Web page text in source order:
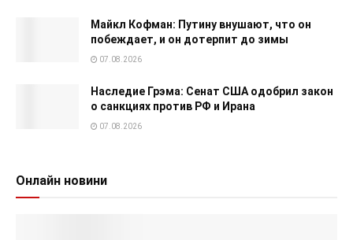
Майкл Кофман: Путину внушают, что он
побеждает, и он дотерпит до зимы
07.08.2026
Наследие Грэма: Сенат США одобрил закон
о санкциях против РФ и Ирана
07.08.2026
Онлайн новини